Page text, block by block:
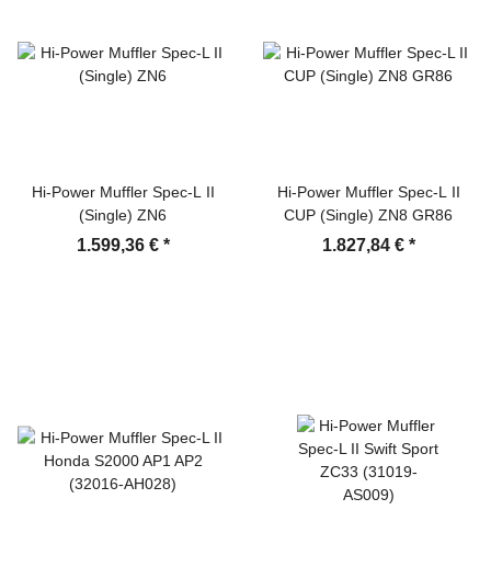
Hi-Power Muffler Spec-L II
(Single) ZN6
1.599,36 € *
Hi-Power Muffler Spec-L II
CUP (Single) ZN8 GR86
1.827,84 € *